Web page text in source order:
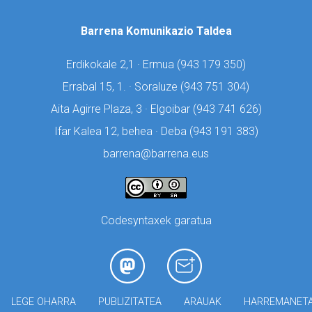
Barrena Komunikazio Taldea
Erdikokale 2,1 · Ermua (943 179 350)
Errabal 15, 1. · Soraluze (943 751 304)
Aita Agirre Plaza, 3 · Elgoibar (943 741 626)
Ifar Kalea 12, behea · Deba (943 191 383)
barrena@barrena.eus
Codesyntaxek garatua
LEGE OHARRA PUBLIZITATEA ARAUAK